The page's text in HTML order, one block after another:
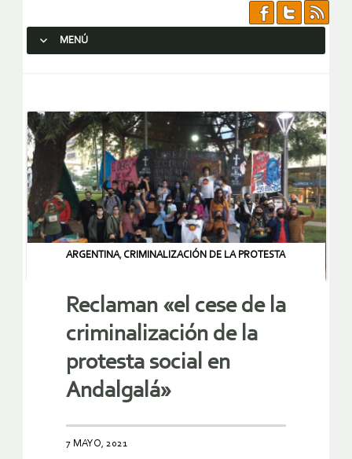
MENÚ
ARGENTINA, CRIMINALIZACIÓN DE LA PROTESTA
Reclaman «el cese de la
criminalización de la
protesta social en
Andalgalá»
7 MAYO, 2021